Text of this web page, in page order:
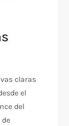
claras
el
del